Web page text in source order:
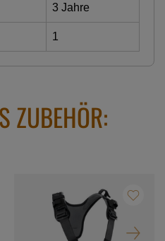
3 Jahre
1
ZUBEHÖR: